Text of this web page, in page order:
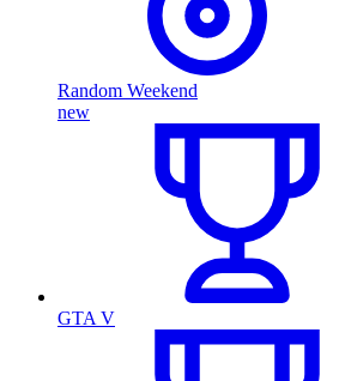
Random Weekend
new
GTA V